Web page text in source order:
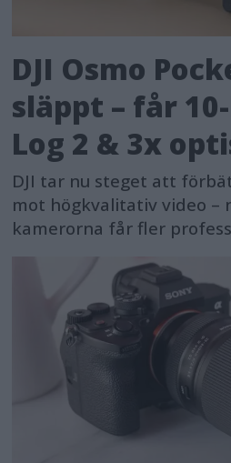
DJI Osmo
släppt – får
Log 2 & 3x
DJI tar nu steget att
mot högkvalitativ video –
kamerorna får fler